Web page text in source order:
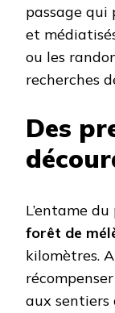
passage
et
ou les
recherches
Des
L’entame
forêt de
kilomètres.
aux sentiers